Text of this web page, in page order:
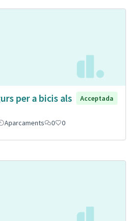
per a bicis als
Acceptada
Aparcaments 0 0